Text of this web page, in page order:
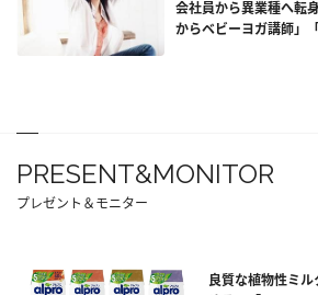
会社員から異業種へ転
からベビーヨガ講師」
PRESENT&MONITOR
プレゼント＆モニター
良質な植物性ミ